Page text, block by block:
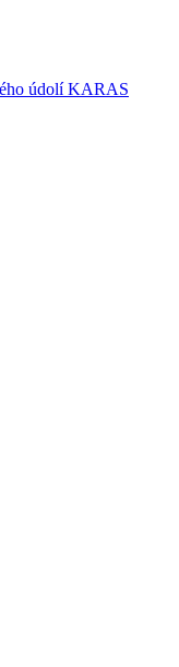
údolí KARAS